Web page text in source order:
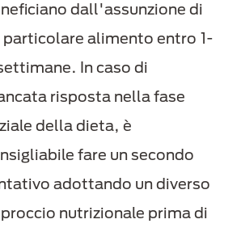
dall'assunzione di
particolare alimento entro 1-
In caso di
risposta nella fase
della dieta, è
fare un secondo
adottando un diverso
nutrizionale prima di